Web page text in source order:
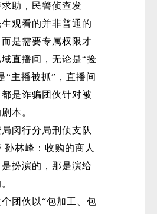
助，民警侦查发
观看的并非普通的
是需要专属权限才
直播间，无论是“捡
“主播被抓”，直播间
是诈骗团伙针对被
本。
局闵行分局刑侦支队
孙林峰：收购的商人
扮演的，那是演给
团伙以“包加工、包